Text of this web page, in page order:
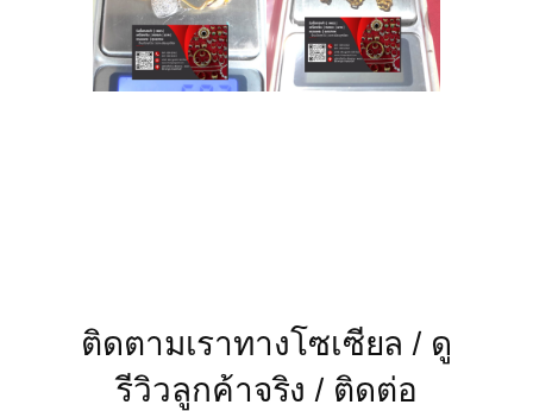
ติดตามเราทางโซเซียล / ดู
รีวิวลูกค้าจริง / ติดต่อ